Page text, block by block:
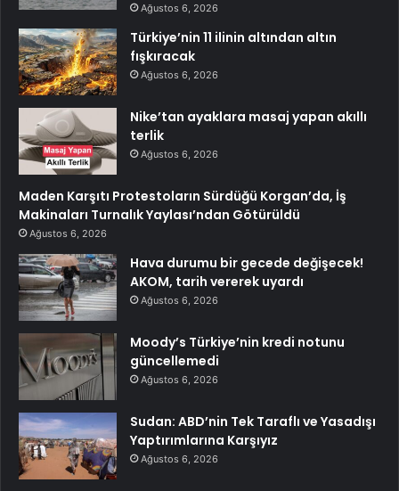
Ağustos 6, 2026
Türkiye’nin 11 ilinin altından altın
fışkıracak
Ağustos 6, 2026
Nike’tan ayaklara masaj yapan akıllı
terlik
Ağustos 6, 2026
Maden Karşıtı Protestoların Sürdüğü Korgan’da, İş
Makinaları Turnalık Yaylası’ndan Götürüldü
Ağustos 6, 2026
Hava durumu bir gecede değişecek!
AKOM, tarih vererek uyardı
Ağustos 6, 2026
Moody’s Türkiye’nin kredi notunu
güncellemedi
Ağustos 6, 2026
Sudan: ABD’nin Tek Taraflı ve Yasadışı
Yaptırımlarına Karşıyız
Ağustos 6, 2026